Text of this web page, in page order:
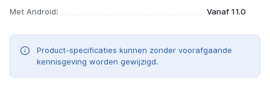
Met Android: Vanaf 11.0
Product-specificaties kunnen zonder voorafgaande
kennisgeving worden gewijzigd.